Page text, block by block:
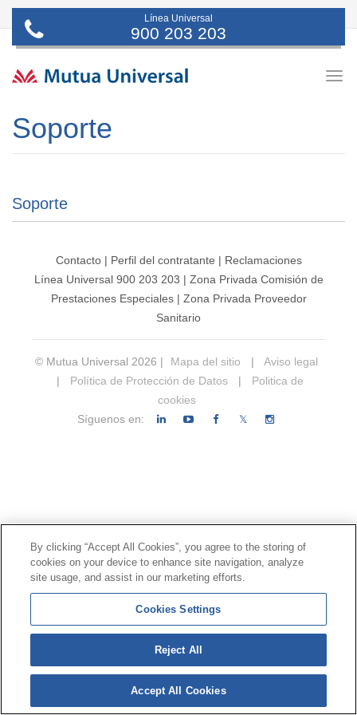
Línea Universal
900 203 203
Soporte
Soporte
Contacto| Perfil del contratante | Reclamaciones
Línea Universal 900 203 203 | Zona Privada Comisión de
Prestaciones Especiales| Zona Privada Proveedor
Sanitario
© Mutua Universal 2026 | Mapa del sitio |
Aviso legal
|
Política de Protección de Datos |
Politica de
cookies
Síguenos en:
𝕏
By clicking “Accept All Cookies”, you agree to the storing of
cookies on your device to enhance site navigation, analyze
site usage, and assist in our marketing efforts.
Cookies Settings
Reject All
Accept All Cookies